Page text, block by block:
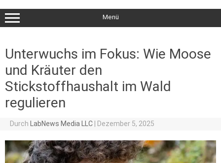
Menü
Unterwuchs im Fokus: Wie Moose
und Kräuter den
Stickstoffhaushalt im Wald
regulieren
Durch LabNews Media LLC Dezember 5, 2025